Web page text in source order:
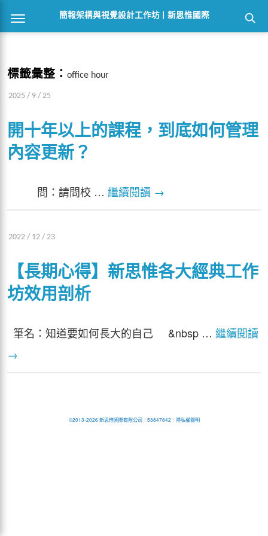
簡報架構與視覺設計工作坊 | 新思惟國際
標籤彙整： office hour
2025 / 9 / 25
開十年以上的課程，到底如何管理
內容更新？
問：請問校 … 繼續閱讀 →
2022 / 12 / 23
【長期心得】新思惟各大經典工作
坊效用剖析
筆名：知道要如何長大的自己 &nbsp … 繼續閱讀
→
©2013-2026 新思惟國際有限公司｜ 53847842｜ 隱私權聲明